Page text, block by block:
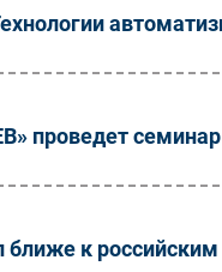
проведет
ближе к